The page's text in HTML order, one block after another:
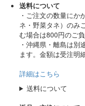
送料について
・ご注文の数量にか
ネ・野菜タネ）のみ
む場合は800円のご
・沖縄県・離島は
ます。金額は受注明
詳細はこちら
送料について